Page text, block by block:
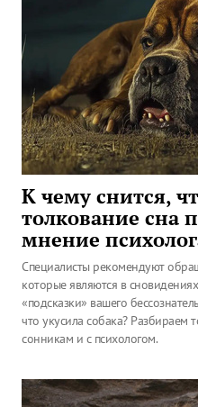
К чему снится,
толкование сна
мнение
Специалисты рекомендуют
которые являются в
«подсказки» вашего
что укусила собака? Разбираем
сонникам и с психологом.